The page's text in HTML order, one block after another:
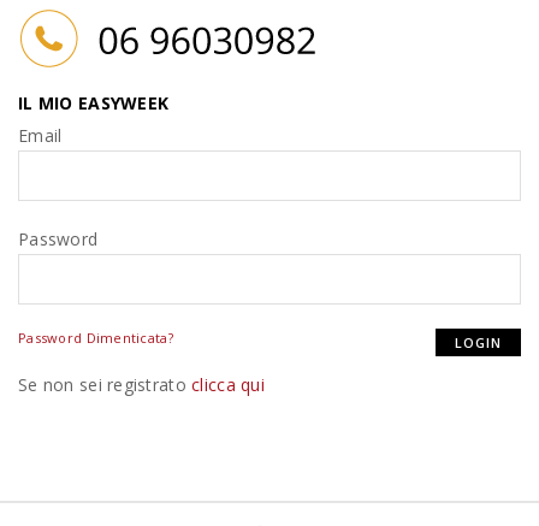
IL MIO EASYWEEK
Email
Password
Password Dimenticata?
Se non sei registratoclicca qui